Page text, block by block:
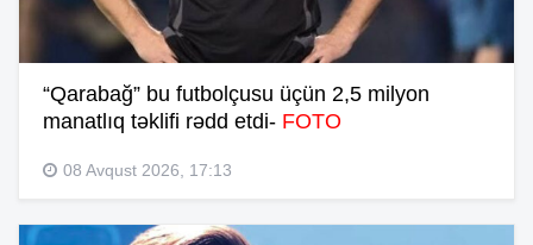
“Qarabağ” bu futbolçusu üçün 2,5 milyon
manatlıq təklifi rədd etdi- FOTO
08 Avqust 2026, 17:13